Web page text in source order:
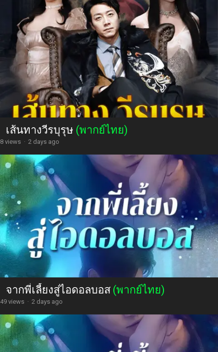
เส้นทางวีรบุรุษ (พากย์ไทย)
8 views · 2 days ago
จากพี่เลี้ยงสู่ไอดอลบอส (พากย์ไทย)
49 views · 2 days ago